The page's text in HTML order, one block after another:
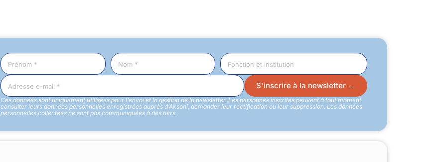
S'inscrire à la newsletter →
Ces données sont uniquement utilisées pour l’envoi et la gestion de la newsletter. Les personnes inscrites peuvent à tout moment
consulter leurs données personnelles enregistrées auprès d’Aksoni, demander leur rectification ou leur suppression. Les données
personnelles collectées ne sont pas communiquées à des tiers.